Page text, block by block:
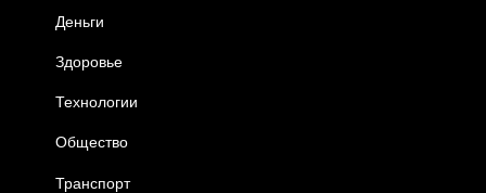
Деньги
Здоровье
Технологии
Общество
Транспорт